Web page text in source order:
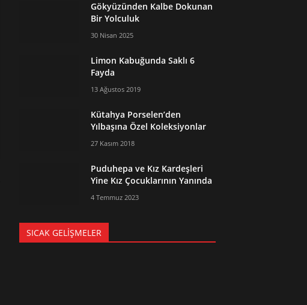
Gökyüzünden Kalbe Dokunan
Bir Yolculuk
30 Nisan 2025
Limon Kabuğunda Saklı 6
Fayda
13 Ağustos 2019
Kütahya Porselen’den
Yılbaşına Özel Koleksiyonlar
27 Kasım 2018
Puduhepa ve Kız Kardeşleri
Yine Kız Çocuklarının Yanında
4 Temmuz 2023
SICAK GELIŞMELER